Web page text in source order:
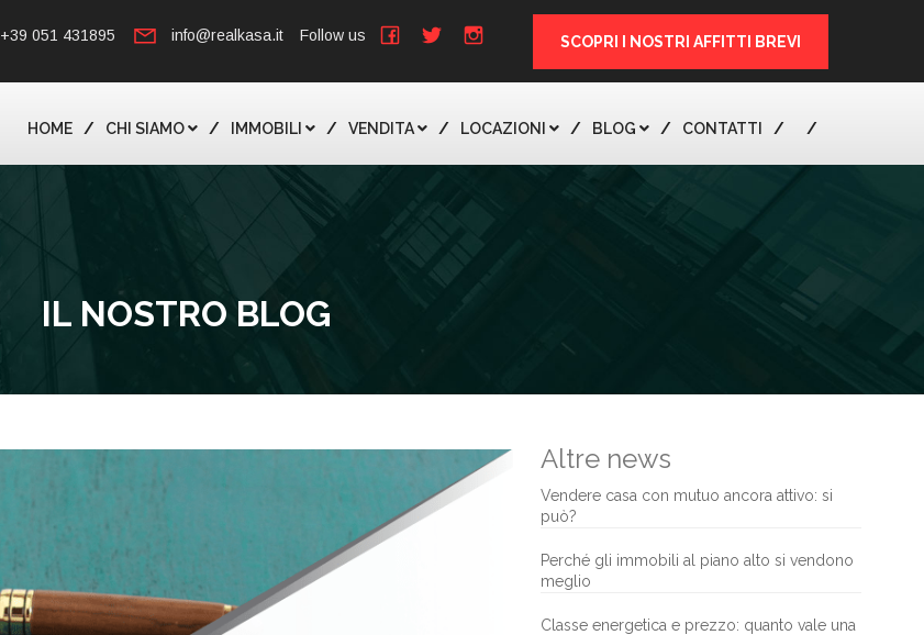
+39 051 431895 info@realkasa.it Follow us SCOPRI I NOSTRI AFFITTI BREVI
HOME CHI SIAMO IMMOBILI VENDITA LOCAZIONI BLOG CONTATTI
IL NOSTRO BLOG
Altre news
Vendere casa con mutuo ancora attivo: si
può?
Perché gli immobili al piano alto si vendono
meglio
Classe energetica e prezzo: quanto vale una